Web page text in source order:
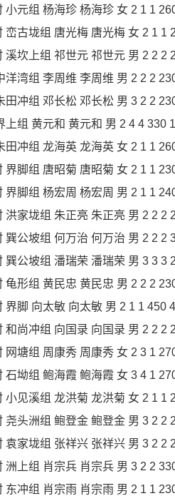
小元组 杨海珍 杨海珍 女 2 1 1
峦古垅组 唐光梅 唐光梅 女 2 1 1
溪坎上组 祁世元 祁世元 男 2 2 2
洋湾组 李周维 李周维 男 2 2 2
田冲组 邓长松 邓长松 男 3 2 2
上组 黄元和 黄元和 男 2 4 4 330
田冲组 龙海英 龙海英 女 2 1 1
界脚组 唐昭菊 唐昭菊 女 2 1 1
界脚组 杨宏周 杨宏周 男 2 1 1
洪家垅组 朱正亮 朱正亮 男 2 2 2
巽公坡组 何万治 何万治 男 2 2 2
巽公坡组 潘瑞荣 潘瑞荣 男 3 3 3
龟形组 黄民忠 黄民忠 男 2 2 2
界脚 向太敏 向太敏 男 2 1 1 450
和尚冲组 向国录 向国录 男 2 2 2
网塘组 周康秀 周康秀 女 2 3 1
石坳组 鲍海霞 鲍海霞 女 3 4 1
小见溪组 龙洪菊 龙洪菊 女 2 1 1
尧头洲组 鲍登金 鲍登金 男 3 2 2
袁家垅组 张祥兴 张祥兴 男 3 2 2
洲上组 肖宗兵 肖宗兵 男 3 2 2
东冲组 肖宗雨 肖宗雨 男 2 1 1